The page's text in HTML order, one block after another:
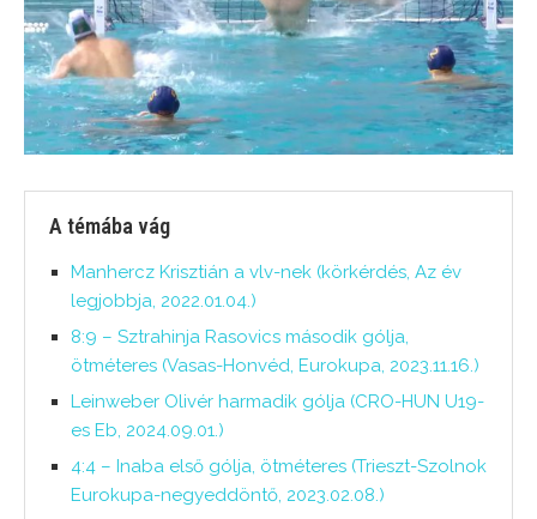
A témába vág
Manhercz Krisztián a vlv-nek (körkérdés, Az év
legjobbja, 2022.01.04.)
8:9 – Sztrahinja Rasovics második gólja,
ötméteres (Vasas-Honvéd, Eurokupa, 2023.11.16.)
Leinweber Olivér harmadik gólja (CRO-HUN U19-
es Eb, 2024.09.01.)
4:4 – Inaba első gólja, ötméteres (Trieszt-Szolnok
Eurokupa-negyeddöntő, 2023.02.08.)